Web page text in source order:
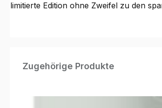
limitierte Edition ohne Zweifel zu den
Produktgalerie überspringen
Zugehörige Produkte